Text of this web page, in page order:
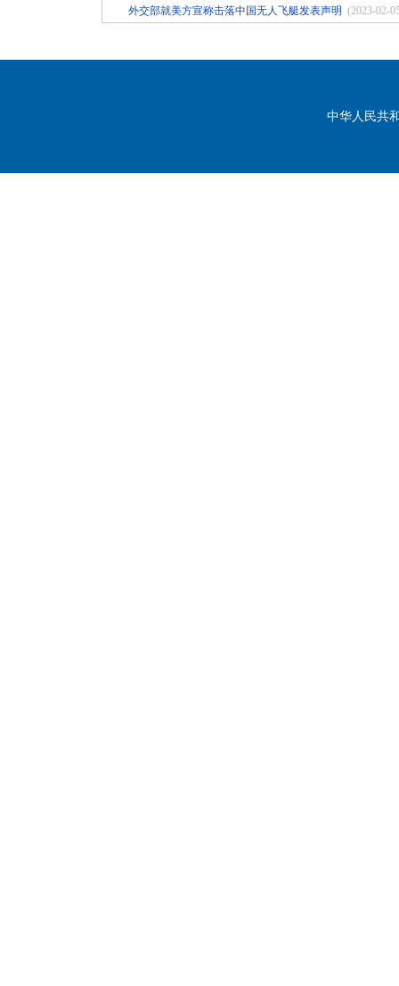
外交部就美方宣称击落中国无人飞艇发表声明 (2023-02-
中华人民共